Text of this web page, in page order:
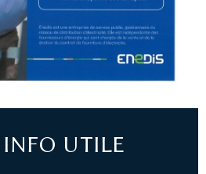
INFO UTILE